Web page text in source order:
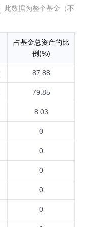
此数据为整个基金（不
占基金总资产的比
例(%)
87.88
79.85
8.03
0
0
0
0
0